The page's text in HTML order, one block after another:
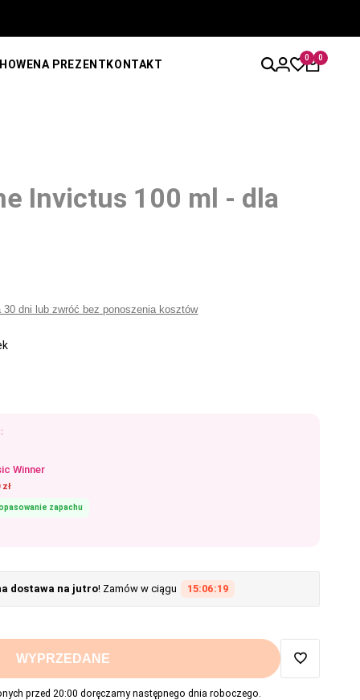
NA PREZENT KONTAKT
0 0
Invictus 100 ml - dla
30 dni lub zwróć bez ponoszenia kosztów
Winner
zł
zapachu
dostawa na jutro! Zamów w ciągu 15:06:18
WYPRZEDANE
Dodaj
przed 20:00 doręczamy następnego dnia roboczego.